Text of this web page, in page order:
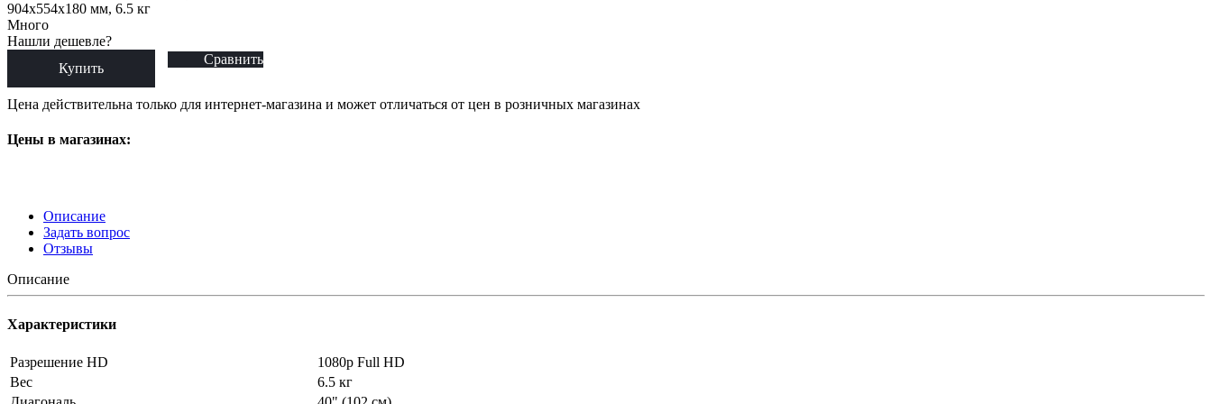
904x554x180 мм, 6.5 кг
Много
Нашли дешевле?
Купить
Сравнить
Цена действительна только для интернет-магазина и может отличаться от цен в розничных магазинах
Цены в магазинах:
Описание
Задать вопрос
Отзывы
Описание
Характеристики
Разрешение HD
1080p Full HD
Вес
6.5 кг